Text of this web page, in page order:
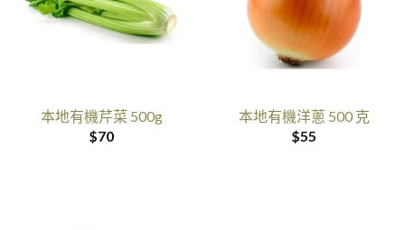
本地有機芹菜 500g
$70
本地有機洋蔥 500 克
$55